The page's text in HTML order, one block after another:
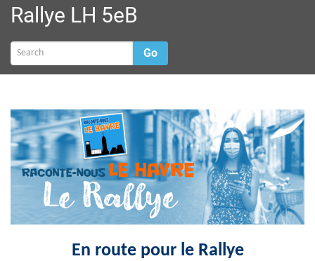
Rallye LH 5eB
Go
En route pour le Rallye